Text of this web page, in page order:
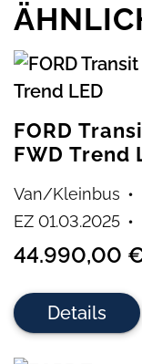
FORD
FWD Trend
Van/Kleinbus
EZ 01.03.2025
44.990,00
Details